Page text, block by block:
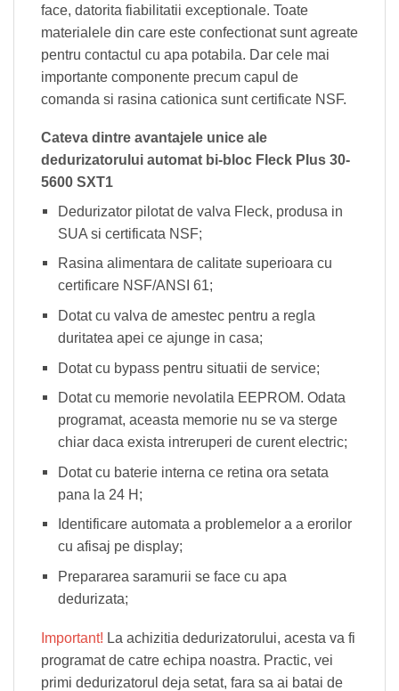
face, datorita fiabilitatii exceptionale. Toate
materialele din care este confectionat sunt agreate
pentru contactul cu apa potabila. Dar cele mai
importante componente precum capul de
comanda si rasina cationica sunt certificate NSF.
Cateva dintre avantajele unice ale
dedurizatorului automat bi-bloc Fleck Plus 30-
5600 SXT1
Dedurizator pilotat de valva Fleck, produsa in
SUA si certificata NSF;
Rasina alimentara de calitate superioara cu
certificare NSF/ANSI 61;
Dotat cu valva de amestec pentru a regla
duritatea apei ce ajunge in casa;
Dotat cu bypass pentru situatii de service;
Dotat cu memorie nevolatila EEPROM. Odata
programat, aceasta memorie nu se va sterge
chiar daca exista intreruperi de curent electric;
Dotat cu baterie interna ce retina ora setata
pana la 24 H;
Identificare automata a problemelor a a erorilor
cu afisaj pe display;
Prepararea saramurii se face cu apa
dedurizata;
Important! La achizitia dedurizatorului, acesta va fi
programat de catre echipa noastra. Practic, vei
primi dedurizatorul deja setat, fara sa ai batai de